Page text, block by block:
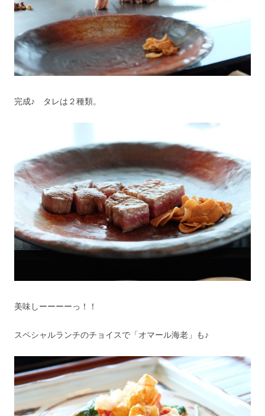
完成♪ タレは２種類。
美味しーーーーっ！！
スペシャルランチのチョイスで「オマール海老」も♪